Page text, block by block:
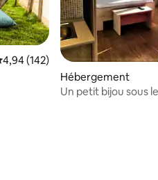
: 4,85 sur 5
moyenne sur la base
4,94 (142)
Hébergement
Un petit bijou sous